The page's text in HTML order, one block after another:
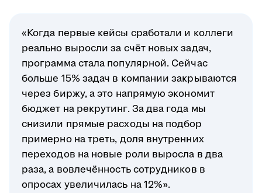
«Когда первые кейсы сработали и коллеги
реально выросли за счёт новых задач,
программа стала популярной. Сейчас
больше 15% задач в компании закрываются
через биржу, а это напрямую экономит
бюджет на рекрутинг. За два года мы
снизили прямые расходы на подбор
примерно на треть, доля внутренних
переходов на новые роли выросла в два
раза, а вовлечённость сотрудников в
опросах увеличилась на 12%».